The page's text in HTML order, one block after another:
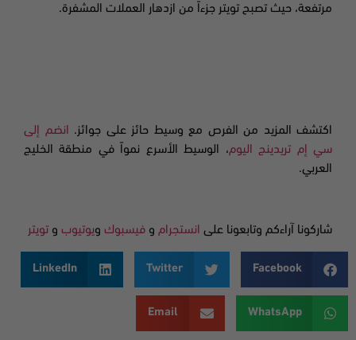
مرتفعة، حيث تصبح تويتر جزءاً من ازدهار العملات المشفرة.
اكتشف المزيد من الفرص مع وسيط حائز على جوائز. انضم إلى
سي إم تريدينج اليوم، الوسيط الأسرع نمواً في منطقة الخليج
العربي.
شاركونا آراءكم وتابعونا على انستجرام و فيسبوك ويوتيوب و تويتر
Facebook
Twitter
LinkedIn
WhatsApp
Email